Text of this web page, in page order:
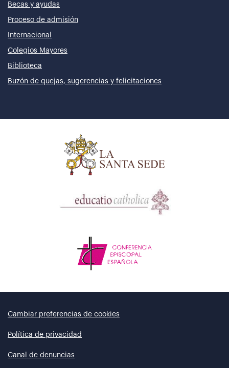
Becas y ayudas
Proceso de admisión
Internacional
Colegios Mayores
Biblioteca
Buzón de quejas, sugerencias y felicitaciones
Cambiar preferencias de cookies
Política de privacidad
Canal de denuncias